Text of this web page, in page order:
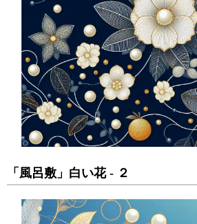
「風呂敷」白い花 - ２